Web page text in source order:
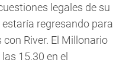
legales de su
regresando para
River. El Millonario
15.30 en el